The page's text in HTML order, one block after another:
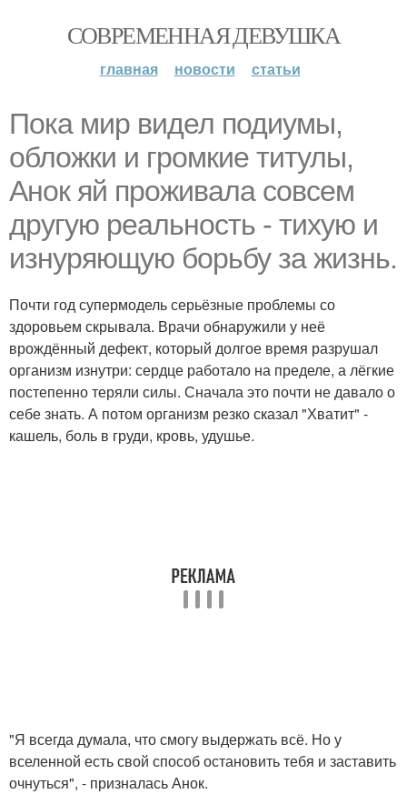
СОВРЕМЕННАЯ ДЕВУШКА
главная новости статьи
Пока мир видел подиумы,
обложки и громкие титулы,
Анок яй проживала совсем
другую реальность - тихую и
изнуряющую борьбу за жизнь.
Почти год супермодель серьёзные проблемы со
здоровьем скрывала. Врачи обнаружили у неё
врождённый дефект, который долгое время разрушал
организм изнутри: сердце работало на пределе, а лёгкие
постепенно теряли силы. Сначала это почти не давало о
себе знать. А потом организм резко сказал "Хватит" -
кашель, боль в груди, кровь, удушье.
"Я всегда думала, что смогу выдержать всё. Но у
вселенной есть свой способ остановить тебя и заставить
очнуться", - призналась Анок.